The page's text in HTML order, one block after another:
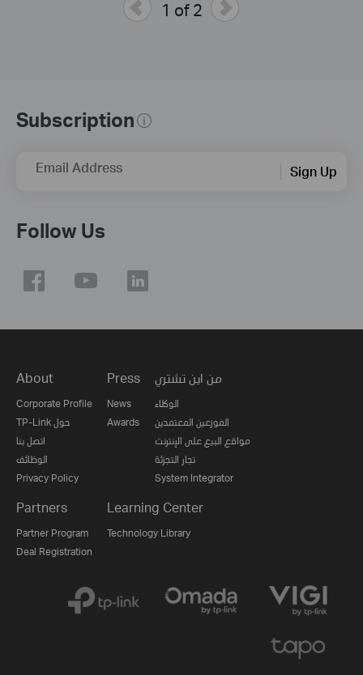
running PC or server
1 of 2
Subscription
Email Address Sign Up
Follow Us
About
Corporate Profile
TP-Link حول
اتصل بنا
الوظائف
Privacy Policy
Press
News
Awards
من اين تشتري
الوكلاء
الموزعين المعتمدين
مواقع البيع على الإنترنت
تجار التجزئة
System Integrator
Partners
Partner Program
Deal Registration
Learning Center
Technology Library